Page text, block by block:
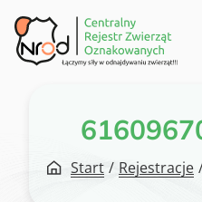
Przejdź
do
treści
Start / Rejestracje